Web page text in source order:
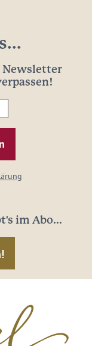
Newsletter
im Abo...